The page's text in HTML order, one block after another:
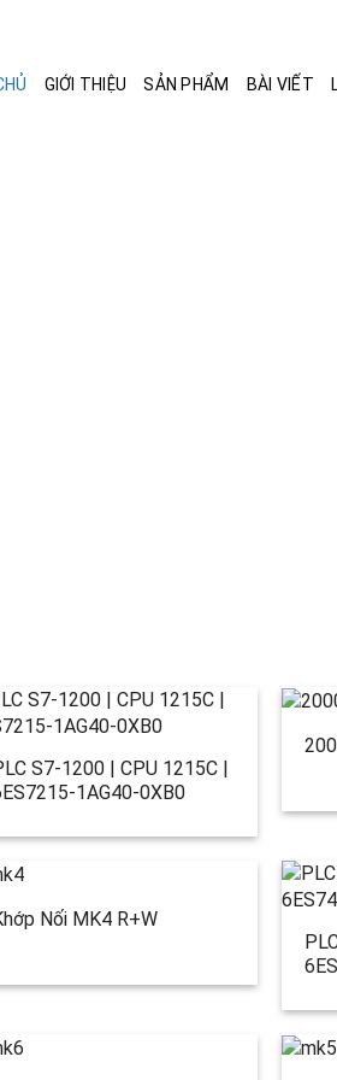
GIỚI THIỆU SẢN PHẨM BÀI VIẾT
S7-1200 | CPU 1215C |
1AG40-0XB0
Nối MK4 R+W